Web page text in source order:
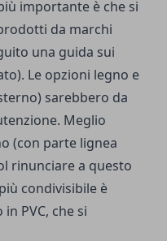
importante è che si
da marchi
una guida sui
). Le opzioni legno e
sarebbero da
Meglio
(con parte lignea
rinunciare a questo
condivisibile è
PVC, che si